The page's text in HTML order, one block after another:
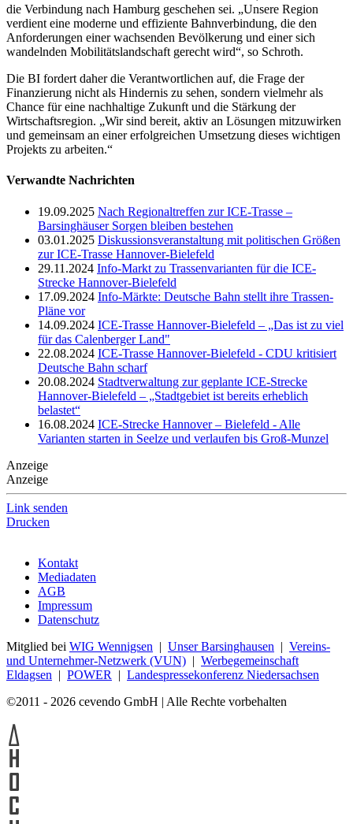
die Verbindung nach Hamburg geschehen sei. „Unsere Region
verdient eine moderne und effiziente Bahnverbindung, die den
Anforderungen einer wachsenden Bevölkerung und einer sich
wandelnden Mobilitätslandschaft gerecht wird“, so Schroth.
Die BI fordert daher die Verantwortlichen auf, die Frage der
Finanzierung nicht als Hindernis zu sehen, sondern vielmehr als
Chance für eine nachhaltige Zukunft und die Stärkung der
Wirtschaftsregion. „Wir sind bereit, aktiv an Lösungen mitzuwirken
und gemeinsam an einer erfolgreichen Umsetzung dieses wichtigen
Projekts zu arbeiten.“
Verwandte Nachrichten
19.09.2025 Nach Regionaltreffen zur ICE-Trasse –
Barsinghäuser Sorgen bleiben bestehen
03.01.2025 Diskussionsveranstaltung mit politischen Größen
zur ICE-Trasse Hannover-Bielefeld
29.11.2024 Info-Markt zu Trassenvarianten für die ICE-
Strecke Hannover-Bielefeld
17.09.2024 Info-Märkte: Deutsche Bahn stellt ihre Trassen-
Pläne vor
14.09.2024 ICE-Trasse Hannover-Bielefeld – „Das ist zu viel
für das Calenberger Land"
22.08.2024 ICE-Trasse Hannover-Bielefeld - CDU kritisiert
Deutsche Bahn scharf
20.08.2024 Stadtverwaltung zur geplante ICE-Strecke
Hannover-Bielefeld – „Stadtgebiet ist bereits erheblich
belastet“
16.08.2024 ICE-Strecke Hannover – Bielefeld - Alle
Varianten starten in Seelze und verlaufen bis Groß-Munzel
Anzeige
Anzeige
Link senden
Drucken
Kontakt
Mediadaten
AGB
Impressum
Datenschutz
Mitglied bei WIG Wennigsen | Unser Barsinghausen | Vereins-
und Unternehmer-Netzwerk (VUN) | Werbegemeinschaft
Eldagsen | POWER | Landespressekonferenz Niedersachsen
©2011 - 2026 cevendo GmbH | Alle Rechte vorbehalten